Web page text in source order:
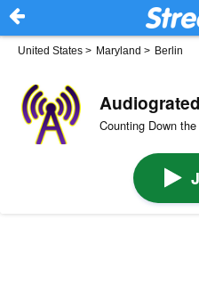
United States > Maryland > Berlin
Audiograted
Counting Down